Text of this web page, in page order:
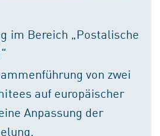
im Bereich „Postalische
von zwei
auf europäischer
Anpassung der